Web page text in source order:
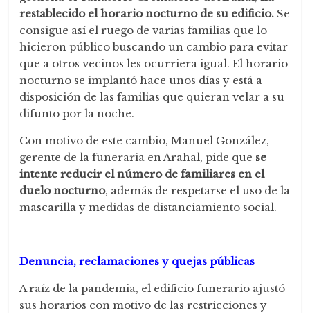
restablecido el horario nocturno de su edificio. Se
consigue así el ruego de varias familias que lo
hicieron público buscando un cambio para evitar
que a otros vecinos les ocurriera igual. El horario
nocturno se implantó hace unos días y está a
disposición de las familias que quieran velar a su
difunto por la noche.
Con motivo de este cambio, Manuel González,
gerente de la funeraria en Arahal, pide que se
intente reducir el número de familiares en el
duelo nocturno, además de respetarse el uso de la
mascarilla y medidas de distanciamiento social.
Denuncia, reclamaciones y quejas públicas
A raíz de la pandemia, el edificio funerario ajustó
sus horarios con motivo de las restricciones y